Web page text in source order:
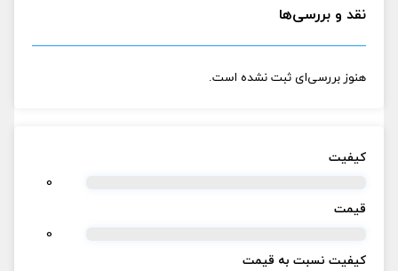
کیفیت
0
قیمت
0
کیفیت نسبت به قیمت
نقد و بررسی‌ها
هنوز بررسی‌ای ثبت نشده است.